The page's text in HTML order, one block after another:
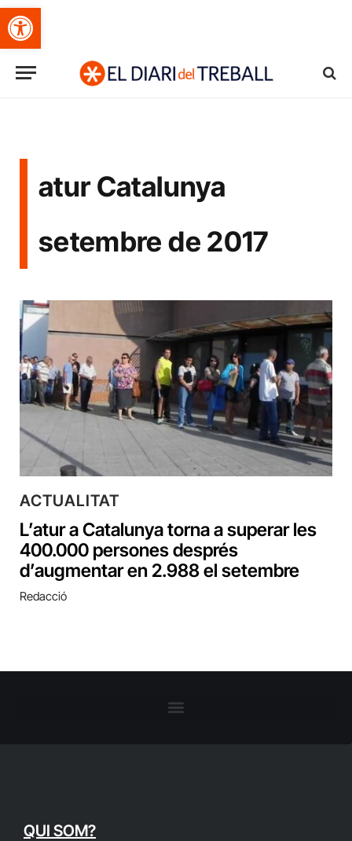
Obre la barra d'eines
atur Catalunya
setembre de 2017
ACTUALITAT
L’atur a Catalunya torna a superar les
400.000 persones després
d’augmentar en 2.988 el setembre
Redacció
QUI SOM?